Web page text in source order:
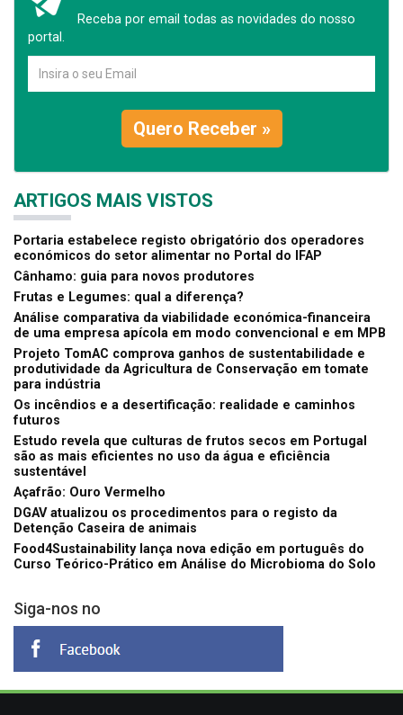
Receba por email todas as novidades do nosso
portal.
Quero Receber »
ARTIGOS MAIS VISTOS
Portaria estabelece registo obrigatório dos operadores
económicos do setor alimentar no Portal do IFAP
Cânhamo: guia para novos produtores
Frutas e Legumes: qual a diferença?
Análise comparativa da viabilidade económica-financeira
de uma empresa apícola em modo convencional e em MPB
Projeto TomAC comprova ganhos de sustentabilidade e
produtividade da Agricultura de Conservação em tomate
para indústria
Os incêndios e a desertificação: realidade e caminhos
futuros
Estudo revela que culturas de frutos secos em Portugal
são as mais eficientes no uso da água e eficiência
sustentável
Açafrão: Ouro Vermelho
DGAV atualizou os procedimentos para o registo da
Detenção Caseira de animais
Food4Sustainability lança nova edição em português do
Curso Teórico-Prático em Análise do Microbioma do Solo
Siga-nos no